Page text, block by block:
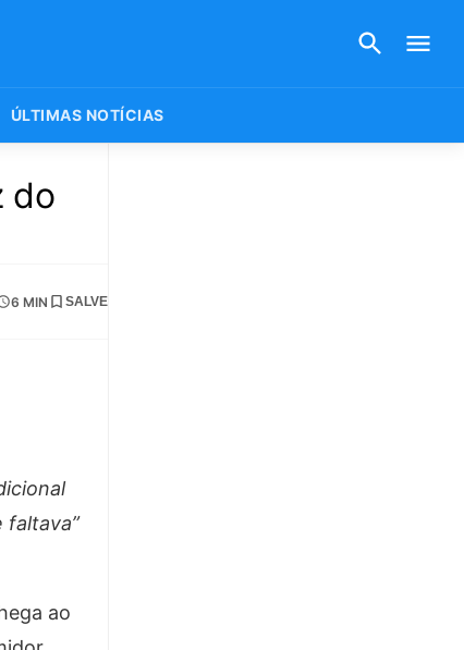
ÚLTIMAS NOTÍCIAS
do
6 MIN SALVE
faltava”
ao